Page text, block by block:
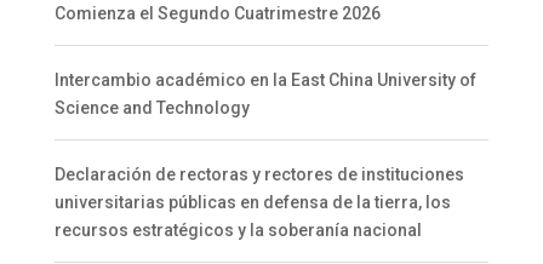
Comienza el Segundo Cuatrimestre 2026
Intercambio académico en la East China University of
Science and Technology
Declaración de rectoras y rectores de instituciones
universitarias públicas en defensa de la tierra, los
recursos estratégicos y la soberanía nacional